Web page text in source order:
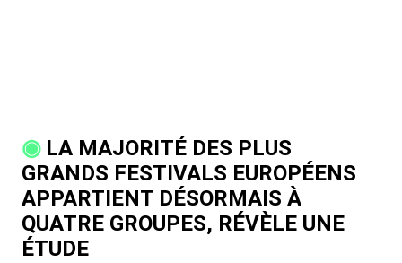
LA MAJORITÉ DES PLUS
GRANDS FESTIVALS EUROPÉENS
APPARTIENT DÉSORMAIS À
QUATRE GROUPES, RÉVÈLE UNE
ÉTUDE